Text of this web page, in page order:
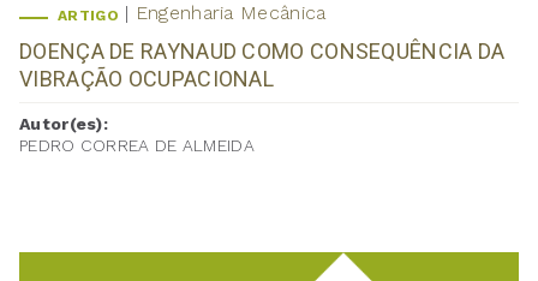
ARTIGO Engenharia Mecânica
DOENÇA DE RAYNAUD COMO CONSEQUÊNCIA DA
VIBRAÇÃO OCUPACIONAL
Autor(es):
PEDRO CORREA DE ALMEIDA